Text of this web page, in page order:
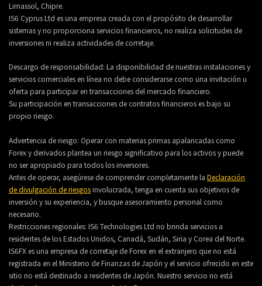
Limassol, Chipre.
IS6 Cyprus Ltd es una empresa creada con el propósito de desarrollar
sistemas y no proporciona servicios financieros, no realiza solicitudes de
inversiones ni realiza actividades de corretaje.
Descargo de responsabilidad: La disponibilidad de nuestras instalaciones y
servicios comerciales en línea no debe considerarse como una invitación u
oferta para participar en transacciones del mercado financiero.
Su participación en transacciones de contratos financieros es bajo su
propio riesgo.
Advertencia de riesgo: Operar con materias primas apalancadas como
Forex y derivados plantea un riesgo significativo para los activos y puede
no ser apropiado para todos los inversores.
Antes de operar, asegúrese de comprender completamente la Declaración
de divulgación de riesgosinvolucrada, tenga en cuenta sus objetivos de
inversión y su experiencia, y busque asesoramiento personal como
necesario.
Restricciones regionales: IS6 Technologies Ltd no brinda servicios a
residentes de los Estados Unidos, Canadá, Sudán, Siria y Corea del Norte.
IS6FX es una empresa de corretaje de Forex en el extranjero que no está
registrada en el Ministerio de Finanzas de Japón y el servicio ofrecido en este
sitio no está destinado a residentes de Japón. Nuestro servicio no está